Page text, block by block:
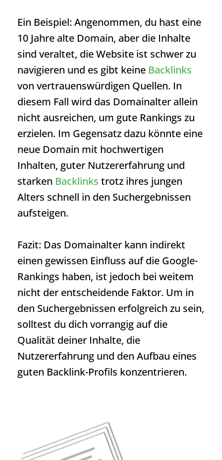
Ein Beispiel: Angenommen, du hast eine
10 Jahre alte Domain, aber die Inhalte
sind veraltet, die Website ist schwer zu
navigieren und es gibt keine Backlinks
von vertrauenswürdigen Quellen. In
diesem Fall wird das Domainalter allein
nicht ausreichen, um gute Rankings zu
erzielen. Im Gegensatz dazu könnte eine
neue Domain mit hochwertigen
Inhalten, guter Nutzererfahrung und
starken Backlinks trotz ihres jungen
Alters schnell in den Suchergebnissen
aufsteigen.
Fazit: Das Domainalter kann indirekt
einen gewissen Einfluss auf die Google-
Rankings haben, ist jedoch bei weitem
nicht der entscheidende Faktor. Um in
den Suchergebnissen erfolgreich zu sein,
solltest du dich vorrangig auf die
Qualität deiner Inhalte, die
Nutzererfahrung und den Aufbau eines
guten Backlink-Profils konzentrieren.